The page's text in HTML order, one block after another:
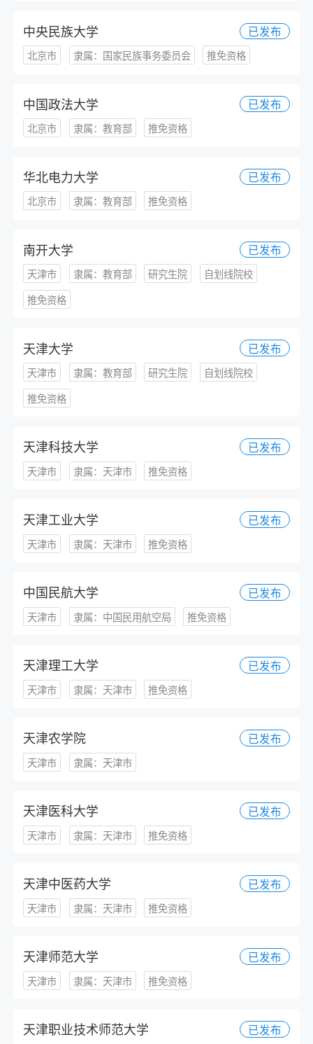
中央民族大学 已发布
北京市 隶属：国家民族事务委员会 推免资格
中国政法大学 已发布
北京市 隶属：教育部 推免资格
华北电力大学 已发布
北京市 隶属：教育部 推免资格
南开大学 已发布
天津市 隶属：教育部 研究生院
自划线院校
推免资格
天津大学 已发布
天津市 隶属：教育部 研究生院
自划线院校
推免资格
天津科技大学 已发布
天津市 隶属：天津市 推免资格
天津工业大学 已发布
天津市 隶属：天津市 推免资格
中国民航大学 已发布
天津市 隶属：中国民用航空局 推免资格
天津理工大学 已发布
天津市 隶属：天津市 推免资格
天津农学院 已发布
天津市 隶属：天津市
天津医科大学 已发布
天津市 隶属：天津市 推免资格
天津中医药大学 已发布
天津市 隶属：天津市 推免资格
天津师范大学 已发布
天津市 隶属：天津市 推免资格
天津职业技术师范大学 已发布